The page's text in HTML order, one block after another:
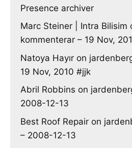
Presence archiver
Marc Steiner | Intra Bilisim
kommenterar – 19 Nov,
Natoya Hayır on
19 Nov, 2010 #jjk
Abril Robbins on
2008-12-13
Best Roof Repair on
– 2008-12-13